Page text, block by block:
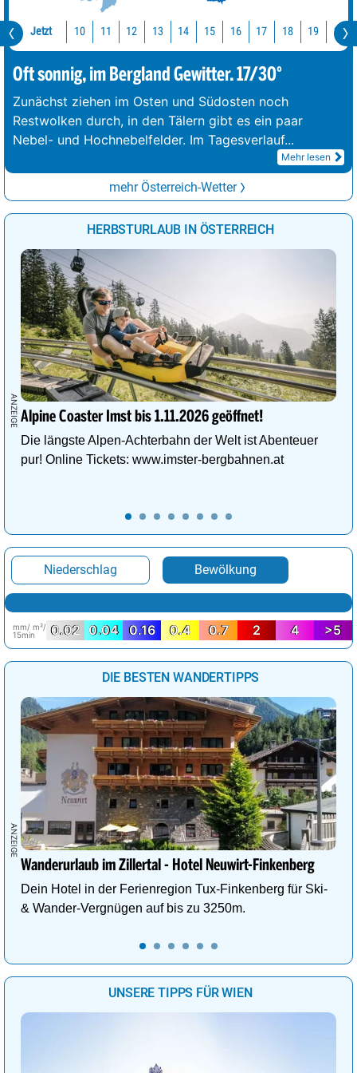
Jetzt 10 11 12 13 14 15 16 17 18 19 20
Oft sonnig, im Bergland Gewitter. 17/30°
Zunächst ziehen im Osten und Südosten noch
Restwolken durch, in den Tälern gibt es ein paar
Nebel- und Hochnebelfelder. Im Tagesverlauf...
Mehr lesen
mehr Österreich-Wetter
HERBSTURLAUB IN ÖSTERREICH
Alpine Coaster Imst bis 1.11.2026 geöffnet!
Die längste Alpen-Achterbahn der Welt ist Abenteuer
pur! Online Tickets: www.imster-bergbahnen.at
Niederschlag Bewölkung
mm/ m²/
15min
0.02 0.04 0.16 0.4 0.7 2 4 >5
DIE BESTEN WANDERTIPPS
Wanderurlaub im Zillertal - Hotel Neuwirt-Finkenberg
Dein Hotel in der Ferienregion Tux-Finkenberg für Ski-
& Wander-Vergnügen auf bis zu 3250m.
UNSERE TIPPS FÜR WIEN